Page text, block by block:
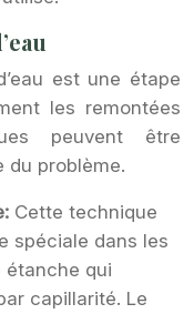
est une étape
les remontées
peuvent être
du problème.
Cette technique
spéciale dans les
étanche qui
capillarité. Le